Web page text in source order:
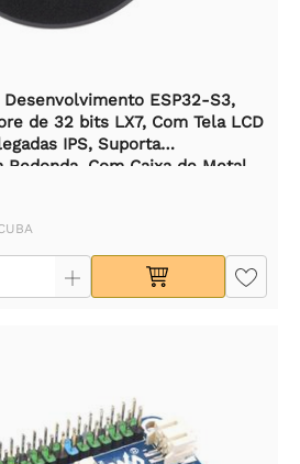
Desenvolvimento ESP32-S3,
de 32 bits LX7, Com Tela LCD
IPS, Suporta
Com Caixa de Metal